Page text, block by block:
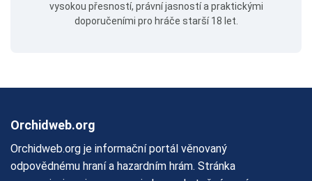
vysokou přesností, právní jasností a praktickými
doporučeními pro hráče starší 18 let.
Orchidweb.org
Orchidweb.org je informační portál věnovaný
odpovědnému hraní a hazardním hrám. Stránka